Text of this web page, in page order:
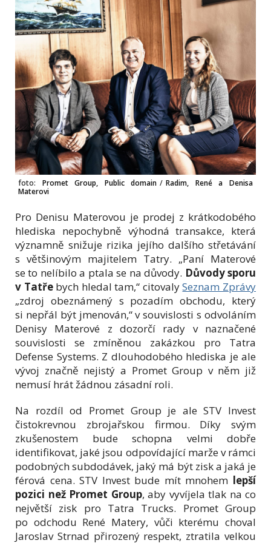
foto: Promet Group, Public domain / Radim, René a Denisa
Materovi
Pro Denisu Materovou je prodej z krátkodobého
hlediska nepochybně výhodná transakce, která
významně snižuje rizika jejího dalšího střetávání
s většinovým majitelem Tatry. „Paní Materové
se to nelíbilo a ptala se na důvody. Důvody sporu
v Tatřebych hledal tam,“ citovalySeznam Zprávy
„zdroj obeznámený s pozadím obchodu, který
si nepřál být jmenován,“ v souvislosti s odvoláním
Denisy Materové z dozorčí rady v naznačené
souvislosti se zmíněnou zakázkou pro Tatra
Defense Systems. Z dlouhodobého hlediska je ale
vývoj značně nejistý a Promet Group v něm již
nemusí hrát žádnou zásadní roli.
Na rozdíl od Promet Group je ale STV Invest
čistokrevnou zbrojařskou firmou. Díky svým
zkušenostem bude schopna velmi dobře
identifikovat, jaké jsou odpovídající marže v rámci
podobných subdodávek, jaký má být zisk a jaká je
férová cena. STV Invest bude mít mnohem lepší
pozici než Promet Group, aby vyvíjela tlak na co
největší zisk pro Tatra Trucks. Promet Group
po odchodu René Matery, vůči kterému choval
Jaroslav Strnad přirozený respekt, ztratila velkou